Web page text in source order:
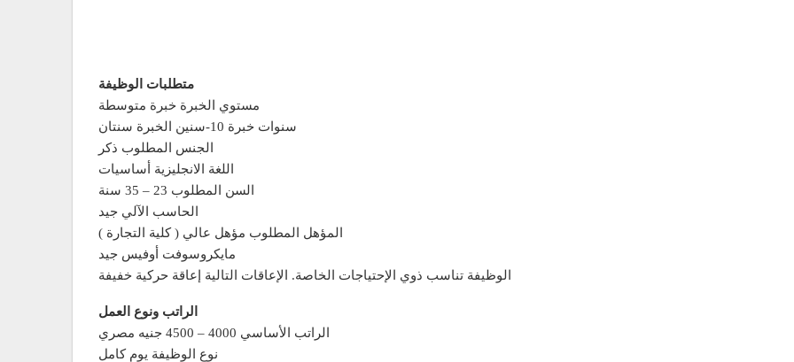
متطلبات الوظيفة
مستوي الخبرة خبرة متوسطة
سنين الخبرة سنتان-‎10 سنوات خبرة
الجنس المطلوب ذكر
اللغة الانجليزية أساسيات
السن المطلوب 23 – 35 سنة
الحاسب الآلي جيد
المؤهل المطلوب مؤهل عالي ( كلية التجارة )
مايكروسوفت أوفيس جيد
الوظيفة تناسب ذوي الإحتياجات الخاصة. الإعاقات التالية إعاقة حركية خفيفة
الراتب ونوع العمل
الراتب الأساسي 4000 – 4500 جنيه مصري
نوع الوظيفة يوم كامل